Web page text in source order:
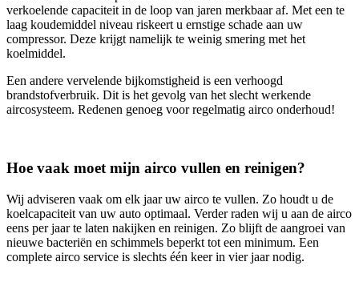
verkoelende capaciteit in de loop van jaren merkbaar af. Met een te
laag koudemiddel niveau riskeert u ernstige schade aan uw
compressor. Deze krijgt namelijk te weinig smering met het
koelmiddel.
Een andere vervelende bijkomstigheid is een verhoogd
brandstofverbruik. Dit is het gevolg van het slecht werkende
aircosysteem. Redenen genoeg voor regelmatig airco onderhoud!
Hoe vaak moet mijn airco vullen en reinigen?
Wij adviseren vaak om elk jaar uw airco te vullen. Zo houdt u de
koelcapaciteit van uw auto optimaal. Verder raden wij u aan de airco
eens per jaar te laten nakijken en reinigen. Zo blijft de aangroei van
nieuwe bacteriën en schimmels beperkt tot een minimum. Een
complete airco service is slechts één keer in vier jaar nodig.